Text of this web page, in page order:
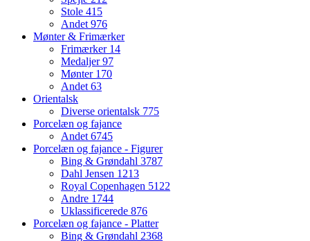
Stole 415
Andet976
Mønter & Frimærker
Frimærker 14
Medaljer97
Mønter 170
Andet63
Orientalsk
Diverse orientalsk 775
Porcelæn og fajance
Andet6745
Porcelæn og fajance - Figurer
Bing & Grøndahl 3787
Dahl Jensen 1213
Royal Copenhagen 5122
Andre 1744
Uklassificerede 876
Porcelæn og fajance - Platter
Bing & Grøndahl 2368